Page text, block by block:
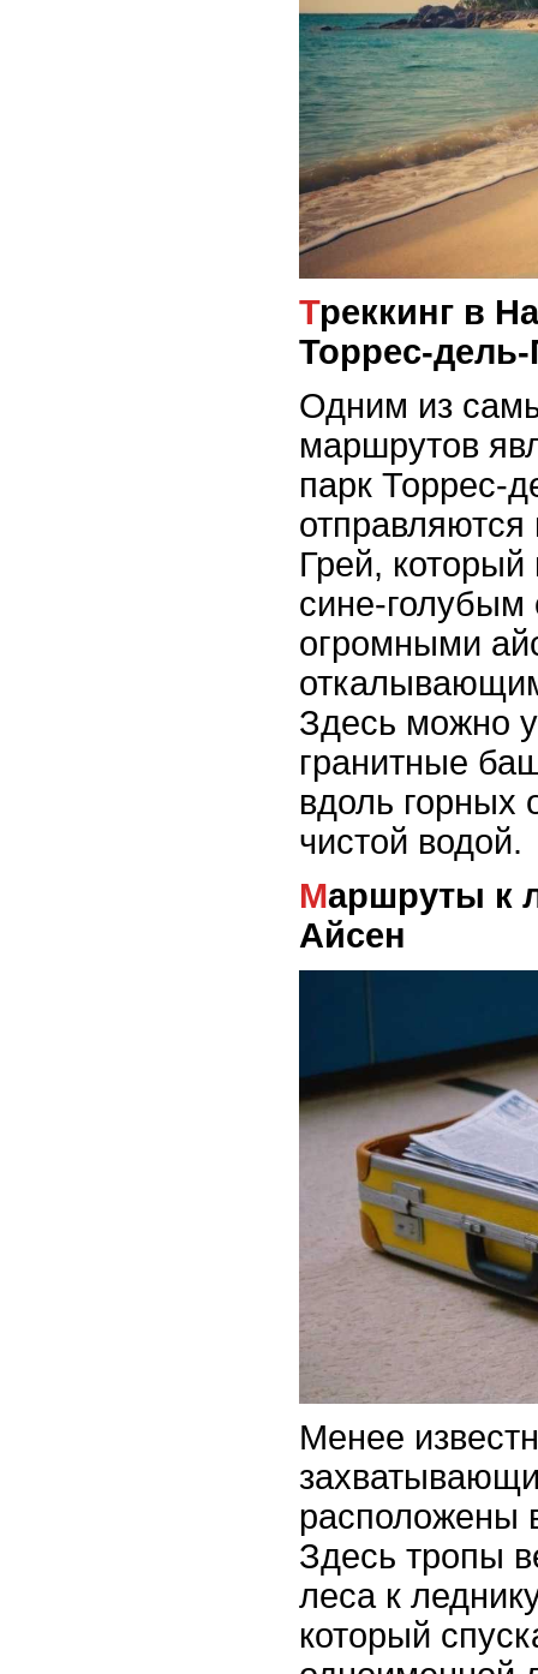
Треккинг в Национальном парке
Торрес-
Одним из
маршрутов
парк Торрес-
отправляются
Грей,
сине-голубым
огромными
Здесь можно
гранитные
вдоль горных
чистой водой.
Маршруты к ледникам в регионе
Айсен
Менее
расположены
Здесь тропы
леса к
который